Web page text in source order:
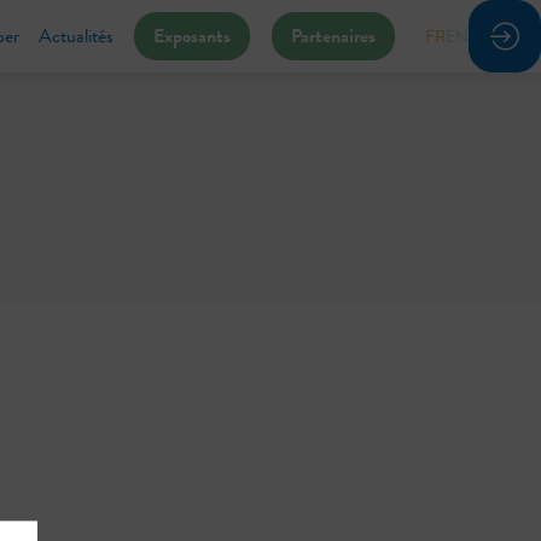
Actualités Exposants Partenaires FR